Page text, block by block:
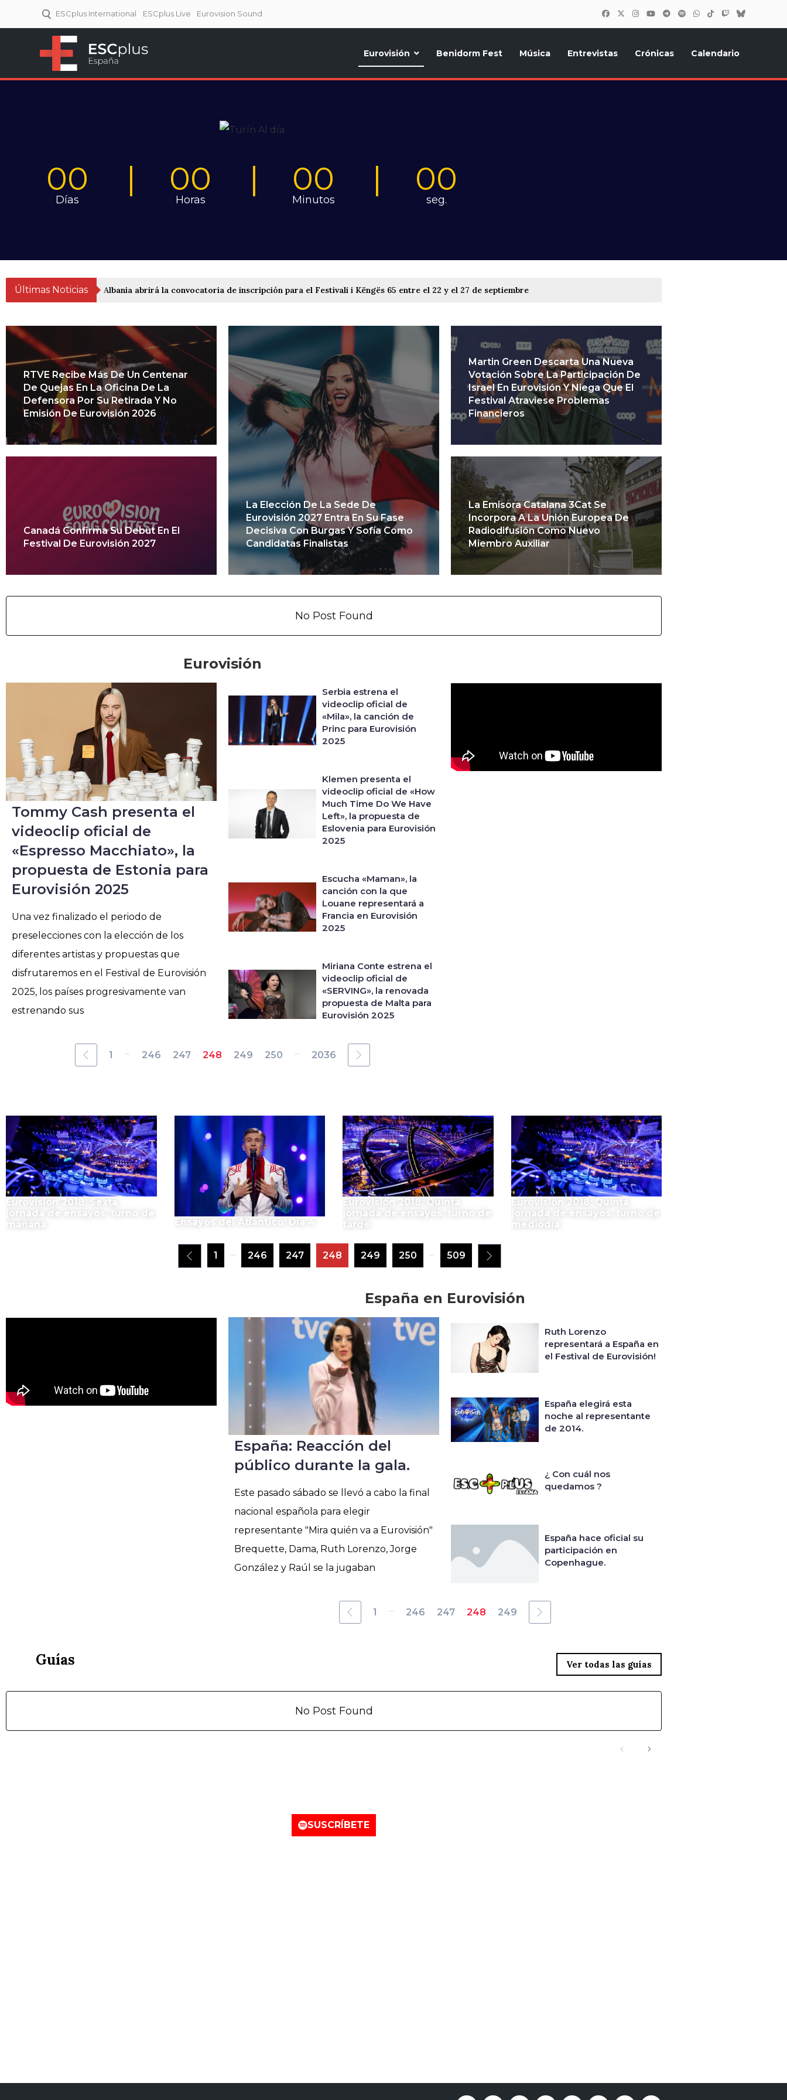
ESCplus International ESCplus Live Eurovision Sound
Eurovisión Benidorm Fest Música Entrevistas Crónicas Calendario
00
Días
00
Horas
00
Minutos
00
seg.
Últimas Noticias Albania abrirá la convocatoria de inscripción para el Festivali i Këngës 65 entre el 22 y el 27 de septiembre
RTVE Recibe Más De Un Centenar
De Quejas En La Oficina De La
Defensora Por Su Retirada Y No
Emisión De Eurovisión 2026
La Elección De La Sede De
Eurovisión 2027 Entra En Su Fase
Decisiva Con Burgas Y Sofía Como
Candidatas Finalistas
Martin Green Descarta Una Nueva
Votación Sobre La Participación De
Israel En Eurovisión Y Niega Que El
Festival Atraviese Problemas
Financieros
Canadá Confirma Su Debut En El
Festival De Eurovisión 2027
La Emisora Catalana 3Cat Se
Incorpora A La Unión Europea De
Radiodifusión Como Nuevo
Miembro Auxiliar
No Post Found
Eurovisión
Tommy Cash presenta el
videoclip oficial de
«Espresso Macchiato», la
propuesta de Estonia para
Eurovisión 2025
Una vez finalizado el periodo de
preselecciones con la elección de los
diferentes artistas y propuestas que
disfrutaremos en el Festival de Eurovisión
2025, los países progresivamente van
estrenando sus
Serbia estrena el
videoclip oficial de
«Mila», la canción de
Princ para Eurovisión
2025
Klemen presenta el
videoclip oficial de «How
Much Time Do We Have
Left», la propuesta de
Eslovenia para Eurovisión
2025
Escucha «Maman», la
canción con la que
Louane representará a
Francia en Eurovisión
2025
Miriana Conte estrena el
videoclip oficial de
«SERVING», la renovada
propuesta de Malta para
Eurovisión 2025
1 ... 246 247 248 249 250 ... 2036
Eurovisión 2018: Sexta
jornada de ensayos, turno de
mañana
Ensayos del Atlántico: Día 4
Eurovisión 2018: Quinta
jornada de ensayos, turno de
tarde
Eurovisión 2018: Quinta
jornada de ensayos, turno de
mediodía
1 ... 246 247 248 249 250 ... 509
España en Eurovisión
España: Reacción del
público durante la gala.
Este pasado sábado se llevó a cabo la final
nacional española para elegir
representante "Mira quién va a Eurovisión"
Brequette, Dama, Ruth Lorenzo, Jorge
González y Raúl se la jugaban
Ruth Lorenzo
representará a España en
el Festival de Eurovisión!
España elegirá esta
noche al representante
de 2014.
¿ Con cuál nos
quedamos ?
España hace oficial su
participación en
Copenhague.
1 ... 246 247 248 249
Guías Ver todas las guías
No Post Found
SUSCRÍBETE